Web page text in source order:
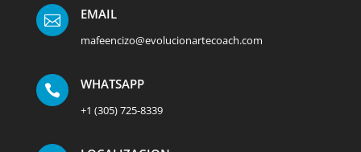
 EMAIL
mafeencizo@evolucionartecoach.com
 WHATSAPP
+1 (305) 725-8339